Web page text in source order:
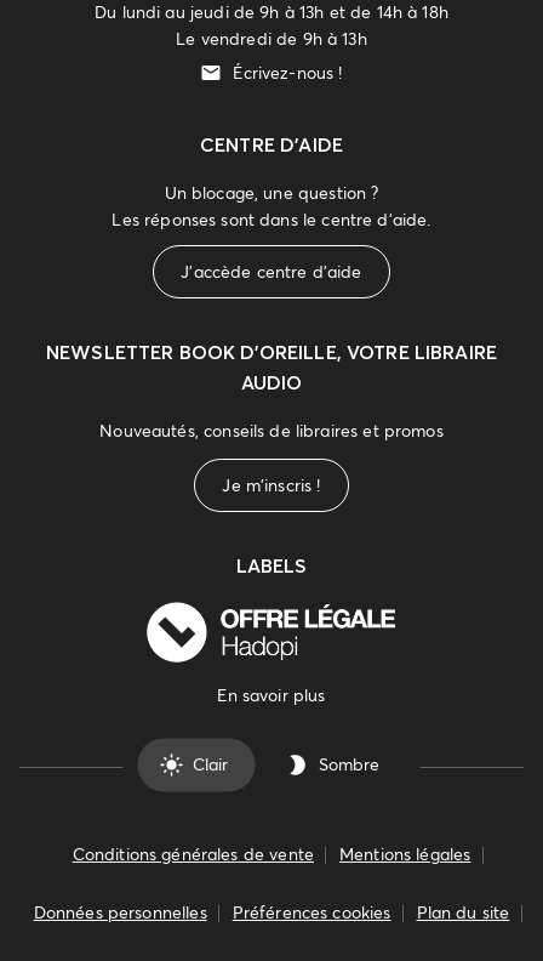
Du lundi au jeudi de 9h à 13h et de 14h à 18h
Le vendredi de 9h à 13h
Écrivez-nous !
CENTRE D'AIDE
Un blocage, une question ?
Les réponses sont dans le centre d'aide.
J'accède centre d'aide
NEWSLETTER BOOK D’OREILLE, VOTRE LIBRAIRE
AUDIO
Nouveautés, conseils de libraires et promos
Je m'inscris !
LABELS
En savoir plus
Clair Sombre
Conditions générales de vente Mentions légales
Données personnelles Préférences cookies Plan du site